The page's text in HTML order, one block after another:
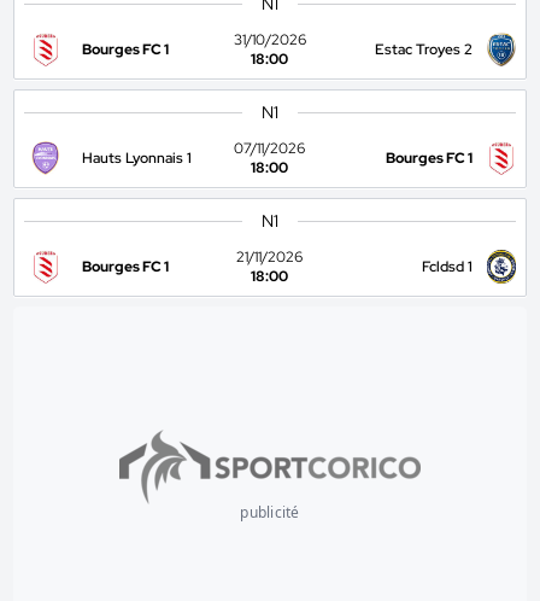
Bourges FC 1
31/10/2026
18:00
Estac Troyes 2
N1
Hauts Lyonnais 1
07/11/2026
18:00
Bourges FC 1
N1
Bourges FC 1
21/11/2026
18:00
Fcldsd 1
publicité